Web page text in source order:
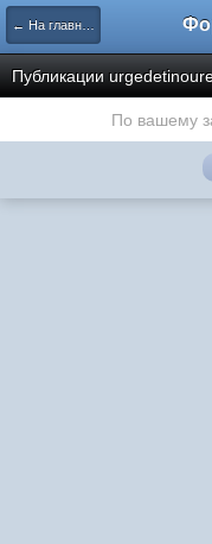
← На главную
Публикации
По вашему